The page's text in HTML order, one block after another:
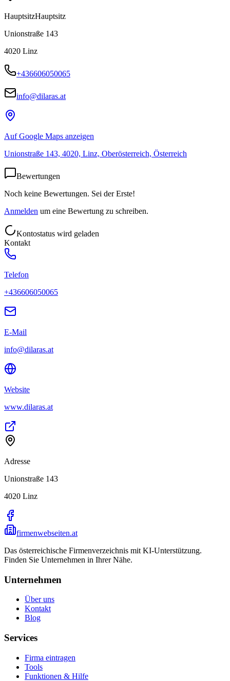
HauptsitzHauptsitz
Unionstraße 143
4020 Linz
+436606050065
info@dilaras.at
Auf Google Maps anzeigen
Unionstraße 143, 4020, Linz, Oberösterreich, Österreich
Bewertungen
Noch keine Bewertungen. Sei der Erste!
Anmelden um eine Bewertung zu schreiben.
Kontostatus wird geladen
Kontakt
Telefon
+436606050065
E-Mail
info@dilaras.at
Website
www.dilaras.at
Adresse
Unionstraße 143
4020 Linz
firmenwebseiten.at
Das österreichische Firmenverzeichnis mit KI-Unterstützung.
Finden Sie Unternehmen in Ihrer Nähe.
Unternehmen
Über uns
Kontakt
Blog
Services
Firma eintragen
Tools
Funktionen & Hilfe